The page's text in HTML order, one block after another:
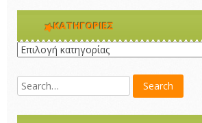
KΑΤΗΓΟΡΊΕΣ
Kατηγορίες